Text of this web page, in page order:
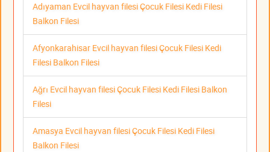
Adıyaman Evcil hayvan filesi Çocuk Filesi Kedi Filesi
Balkon Filesi
Afyonkarahisar Evcil hayvan filesi Çocuk Filesi Kedi
Filesi Balkon Filesi
Ağrı Evcil hayvan filesi Çocuk Filesi Kedi Filesi Balkon
Filesi
Amasya Evcil hayvan filesi Çocuk Filesi Kedi Filesi
Balkon Filesi